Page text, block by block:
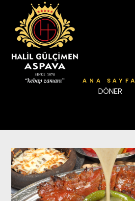
ANA SAYFA
DÖNER